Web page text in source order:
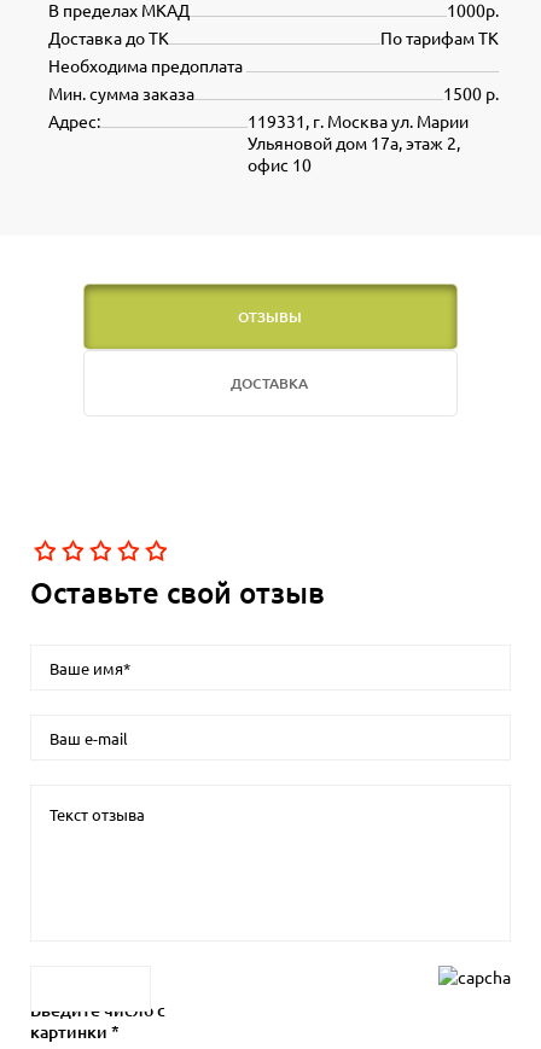
1000р.
В пределах МКАД
По тарифам ТК
Доставка до ТК
Необходима предоплата
1500 р.
Мин. сумма заказа
119331, г. Москва ул. Марии
Ульяновой дом 17а, этаж 2,
офис 10
Адрес:
ОТЗЫВЫ
ДОСТАВКА
Оставьте свой отзыв
Введите число с
картинки *